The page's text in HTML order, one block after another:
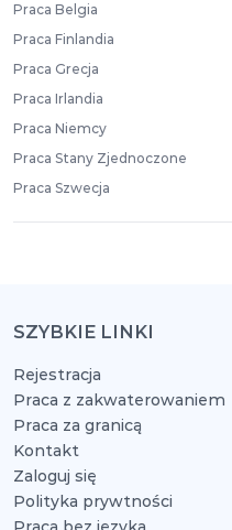
Praca Belgia
Praca Finlandia
Praca Grecja
Praca Irlandia
Praca Niemcy
Praca Stany Zjednoczone
Praca Szwecja
SZYBKIE LINKI
Rejestracja
Praca z zakwaterowaniem
Praca za granicą
Kontakt
Zaloguj się
Polityka prywtności